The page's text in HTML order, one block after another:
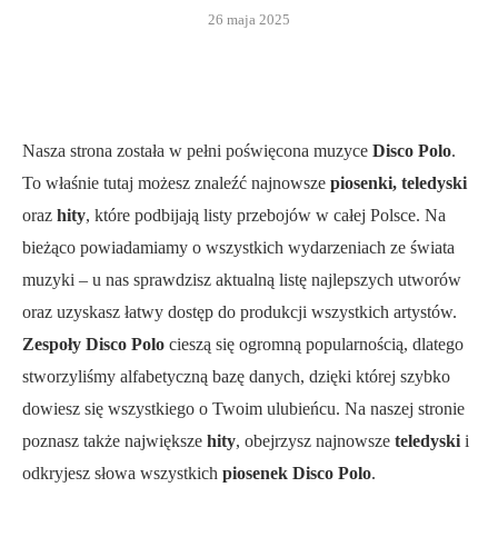
26 maja 2025
Nasza strona została w pełni poświęcona muzyce Disco Polo.
To właśnie tutaj możesz znaleźć najnowsze piosenki, teledyski
oraz hity, które podbijają listy przebojów w całej Polsce. Na
bieżąco powiadamiamy o wszystkich wydarzeniach ze świata
muzyki – u nas sprawdzisz aktualną listę najlepszych utworów
oraz uzyskasz łatwy dostęp do produkcji wszystkich artystów.
Zespoły Disco Polo cieszą się ogromną popularnością, dlatego
stworzyliśmy alfabetyczną bazę danych, dzięki której szybko
dowiesz się wszystkiego o Twoim ulubieńcu. Na naszej stronie
poznasz także największe hity, obejrzysz najnowsze teledyski i
odkryjesz słowa wszystkich piosenek Disco Polo.